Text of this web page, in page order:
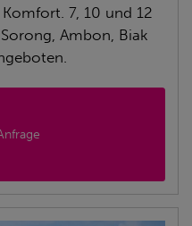
7, 10 und 12
Ambon, Biak